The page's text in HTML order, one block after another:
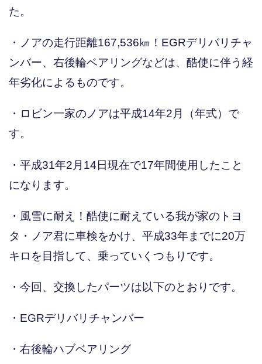
た。
・ノアの走行距離167,536㎞！EGRデリバリチャ
ンバー、右後輪ベアリングなどは、酷使に伴う経
年劣化によるものです。
・ロビン一家のノアは平成14年2月（年式）で
す。
・平成31年2月14日現在で17年間使用したこと
になります。
・風雪に耐え！酷使に耐えている我が家のトヨ
タ・ノア君に車検をかけ、平成33年までに20万
キロを目指して、乗っていくつもりです。
・今回、交換したパーツは以下のとおりです。
・EGRデリバリチャンバー
・右後輪ハブベアリング